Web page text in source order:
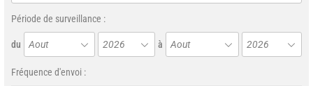
Période de surveillance :
du Aout 2026 à Aout 2026
Fréquence d'envoi :